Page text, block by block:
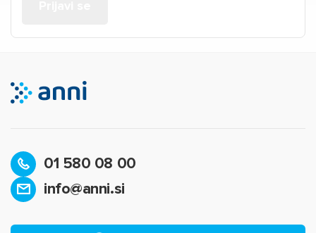
01 580 08 00
info@anni.si